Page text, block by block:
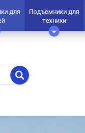
для
Подъемники для
техники